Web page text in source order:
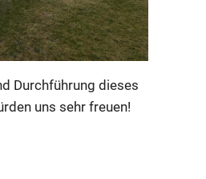
Durchführung dieses
uns sehr freuen!